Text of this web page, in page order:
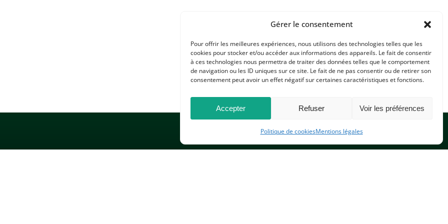
Gérer le consentement
Pour offrir les meilleures expériences, nous utilisons des technologies telles que les
cookies pour stocker et/ou accéder aux informations des appareils. Le fait de consentir
à ces technologies nous permettra de traiter des données telles que le comportement
de navigation ou les ID uniques sur ce site. Le fait de ne pas consentir ou de retirer son
consentement peut avoir un effet négatif sur certaines caractéristiques et fonctions.
Accepter Refuser Voir les préférences
Politique de cookiesMentions légales